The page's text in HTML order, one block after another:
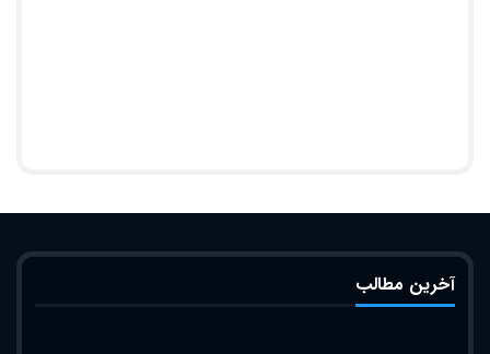
آخرین مطالب